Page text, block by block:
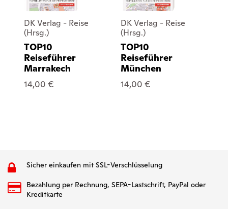
DK Verlag - Reise
(Hrsg.)
TOP10
Reiseführer
Marrakech
14,00 €
DK Verlag - Reise
(Hrsg.)
TOP10
Reiseführer
München
14,00 €
Sicher einkaufen mit SSL-Verschlüsselung
Bezahlung per Rechnung, SEPA-Lastschrift, PayPal oder
Kreditkarte